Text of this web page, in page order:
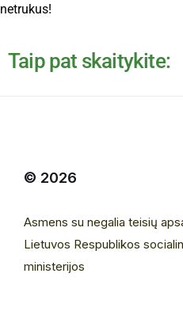
netrukus!
Taip pat skaitykite:
© 2026
Asmens su negalia teisių
Lietuvos Respublikos
ministerijos